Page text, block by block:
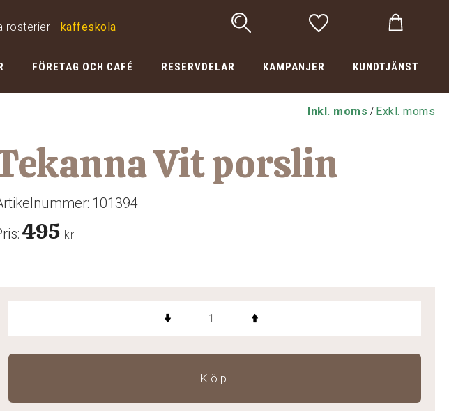
rosterier - kaffeskola
FÖRETAG OCH CAFÉ RESERVDELAR KAMPANJER KUNDTJÄNST
Inkl. moms / Exkl. moms
Vit porslin
101394
495 kr
Köp